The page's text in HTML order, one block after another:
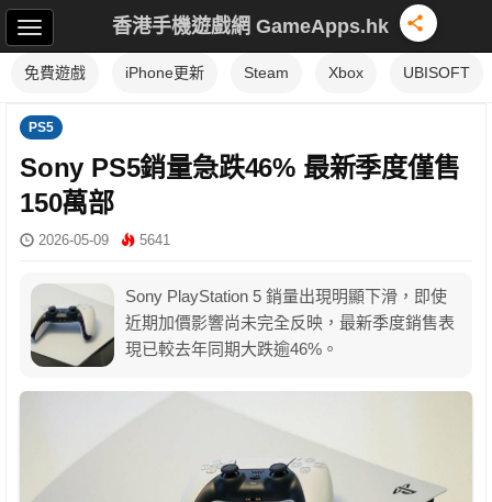
香港手機遊戲網 GameApps.hk
免費遊戲 iPhone更新 Steam Xbox UBISOFT
PS5
Sony PS5銷量急跌46% 最新季度僅售
150萬部
2026-05-09 5641
Sony PlayStation 5 銷量出現明顯下滑，即使
近期加價影響尚未完全反映，最新季度銷售表
現已較去年同期大跌逾46%。